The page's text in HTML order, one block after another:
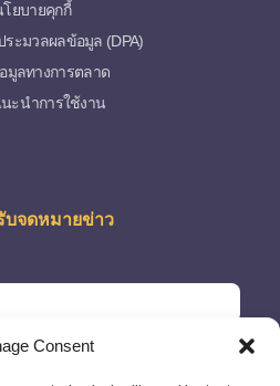
Consent
ยบายคุกกี้
ระมวลผลข้อมูล (DPA)
มูลทางการตลาด
ะนำการใช้งาน
บจดหมายข่าว